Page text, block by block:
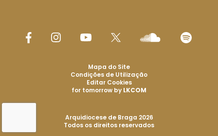
Arquidiocese de Braga 2026
Todos os direitos reservados
Mapa do Site
Condições de Utilização
Editar Cookies
for tomorrow by LKCOM